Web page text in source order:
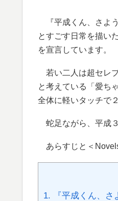
『平成くん、さよ
とすごす日常を描い
を宣言しています。
若い二人は超セレ
と考えている「愛ち
全体に軽いタッチで
蛇足ながら、平成
あらすじと＜
1. 『平成くん、